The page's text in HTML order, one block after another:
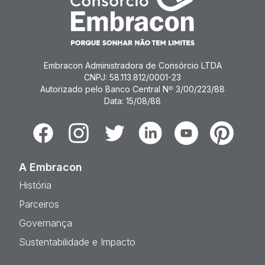
Embracon Administradora de Consórcio LTDA
CNPJ: 58.113.812/0001-23
Autorizado pelo Banco Central Nº 3/00/223/88
Data: 15/08/88
FacebookInstagramTwitter LinkedinYoutubePinterest
A Embracon
História
Parceiros
Governança
Sustentabilidade e Impacto